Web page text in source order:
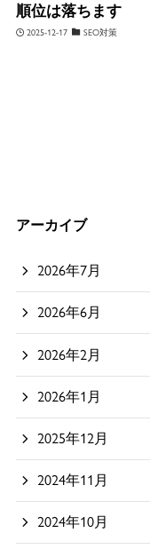
順位は落ちます
2025-12-17 SEO対策
アーカイブ
2026年7月
2026年6月
2026年2月
2026年1月
2025年12月
2024年11月
2024年10月